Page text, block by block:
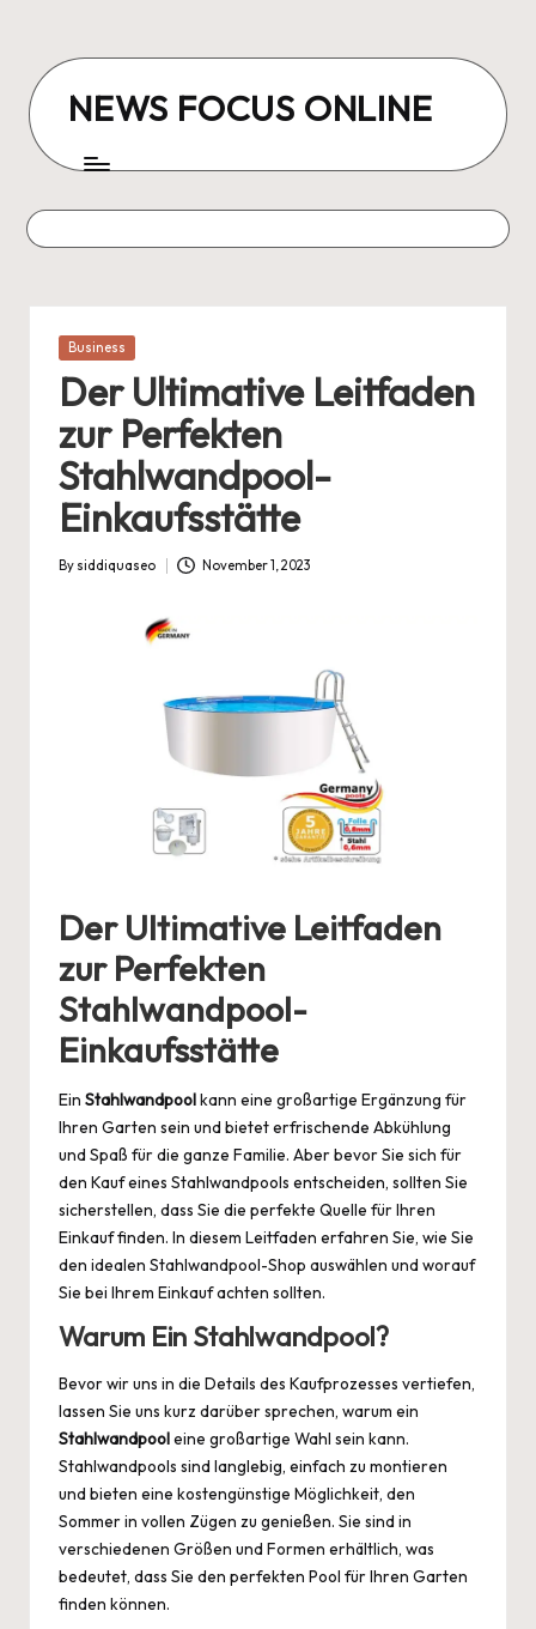
content
NEWS FOCUS ONLINE
Posted
Business
Der Ultimative Leitfaden
zur Perfekten
Stahlwandpool-
Einkaufsstätte
Posted
By siddiquaseo November 1, 2023
Der Ultimative Leitfaden
zur Perfekten
Stahlwandpool-
Einkaufsstätte
Ein Stahlwandpoolkann eine großartige Ergänzung für
Ihren Garten sein und bietet erfrischende Abkühlung
und Spaß für die ganze Familie. Aber bevor Sie sich für
den Kauf eines Stahlwandpools entscheiden, sollten Sie
sicherstellen, dass Sie die perfekte Quelle für Ihren
Einkauf finden. In diesem Leitfaden erfahren Sie, wie Sie
den idealen Stahlwandpool-Shop auswählen und worauf
Sie bei Ihrem Einkauf achten sollten.
Warum Ein Stahlwandpool?
Bevor wir uns in die Details des Kaufprozesses vertiefen,
lassen Sie uns kurz darüber sprechen, warum ein
Stahlwandpooleine großartige Wahl sein kann.
Stahlwandpools sind langlebig, einfach zu montieren
und bieten eine kostengünstige Möglichkeit, den
Sommer in vollen Zügen zu genießen. Sie sind in
verschiedenen Größen und Formen erhältlich, was
bedeutet, dass Sie den perfekten Pool für Ihren Garten
finden können.